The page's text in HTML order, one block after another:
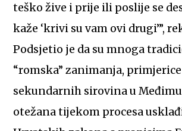
teško žive i prije ili poslije se
kaže ‘krivi su vam ovi drugi’”,
Podsjetio je da su mnoga
“romska” zanimanja,
sekundarnih sirovina u
otežana tijekom procesa